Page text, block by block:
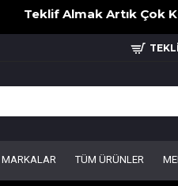
Teklif Almak Artık Çok
MARKALAR TÜM ÜRÜNLER